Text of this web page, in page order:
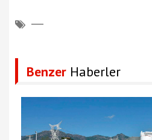
Benzer Haberler